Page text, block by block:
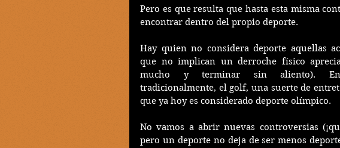
Pero es que resulta que hasta esta misma
encontrar dentro del propio deporte.
Hay quien no considera deporte aquellas
que no implican un derroche físico
mucho y terminar sin aliento).
tradicionalmente, el golf, una suerte de
que ya hoy es considerado deporte olímpico.
No vamos a abrir nuevas controversias
pero un deporte no deja de ser menos